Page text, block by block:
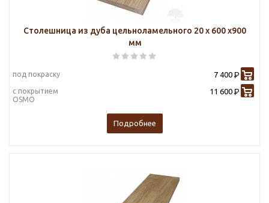
Столешница из дуба цельноламельного 20 х 600 х900
мм
под покраску 7 400 Р
с покрытием
OSMO
11 600 Р
Подробнее